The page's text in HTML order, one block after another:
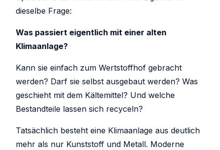
dieselbe Frage:
Was passiert eigentlich mit einer alten
Klimaanlage?
Kann sie einfach zum Wertstoffhof gebracht
werden? Darf sie selbst ausgebaut werden? Was
geschieht mit dem Kältemittel? Und welche
Bestandteile lassen sich recyceln?
Tatsächlich besteht eine Klimaanlage aus deutlich
mehr als nur Kunststoff und Metall. Moderne